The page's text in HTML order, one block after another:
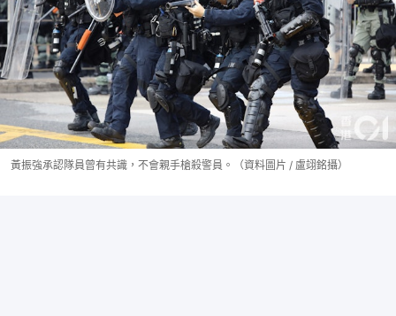
黃振強承認隊員曾有共識，不會親手槍殺警員。（資料圖片 / 盧翊銘攝）